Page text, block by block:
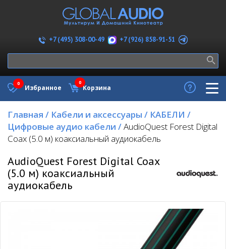
+7 (495) 308-00-49 +7 (926) 858-91-51
Избранное
0
Корзина
0
Главная / Кабели и аксессуары / КАБЕЛИ /
Цифровые аудио кабели /AudioQuest Forest Digital
Coax (5.0 м) коаксиальный аудиокабель
AudioQuest Forest Digital Coax
(5.0 м) коаксиальный
аудиокабель